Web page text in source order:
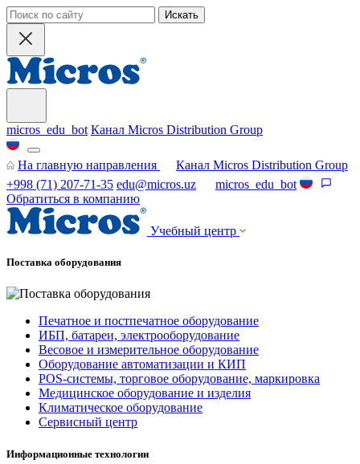
Искать
micros_edu_bot Канал Micros Distribution Group
На главную направления
Канал Micros Distribution Group
+998 (71) 207-71-35 edu@micros.uz
micros_edu_bot
Обратиться в компанию
Учебный центр
Поставка оборудования
Печатное и постпечатное оборудование
ИБП, батареи, электрооборудование
Весовое и измерительное оборудование
Оборудование автоматизации и КИП
POS-системы, торговое оборудование, маркировка
Медицинское оборудование и изделия
Климатическое оборудование
Сервисный центр
Информационные технологии